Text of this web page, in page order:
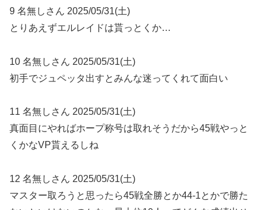
9 名無しさん 2025/05/31(土)
とりあえずエルレイドは貰っとくか…
10 名無しさん 2025/05/31(土)
初手でジュペッタ出すとみんな迷ってくれて面白い
11 名無しさん 2025/05/31(土)
真面目にやればホープ称号は取れそうだから45戦やっと
くかなVP貰えるしね
12 名無しさん 2025/05/31(土)
マスター取ろうと思ったら45戦全勝とか44-1とかで勝た